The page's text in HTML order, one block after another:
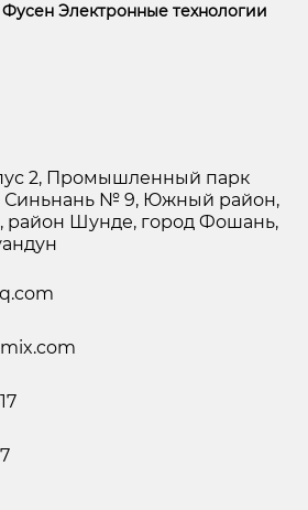
Электронные технологии
2, Промышленный парк
Синьнань № 9, Южный район,
район Шунде, город Фошань,